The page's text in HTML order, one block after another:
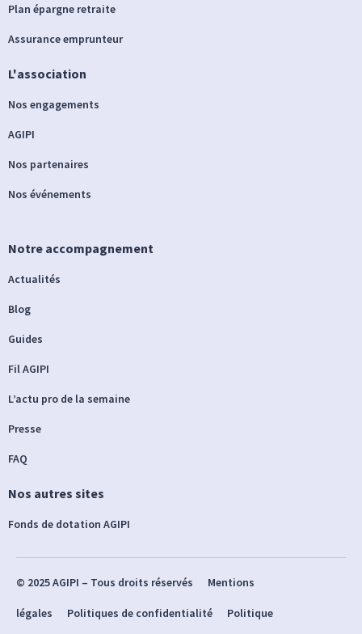
Plan épargne retraite
Assurance emprunteur
L'association
Nos engagements
AGIPI
Nos partenaires
Nos événements
Notre accompagnement
Actualités
Blog
Guides
Fil AGIPI
L’actu pro de la semaine
Presse
FAQ
Nos autres sites
Fonds de dotation AGIPI
© 2025 AGIPI – Tous droits réservés Mentions
légales Politiques de confidentialité Politique